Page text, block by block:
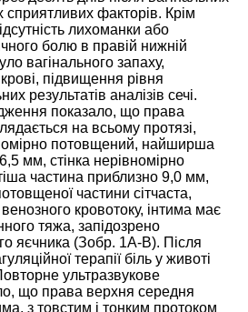
сприятливих факторів. Крім
лихоманки або
болю в правій нижній
вагінального запаху,
підвищення рівня
результатів аналізів сечі.
показало, що права
на всьому протязі,
потовщений, найширша
мм, стінка нерівномірно
частина приблизно 9,0 мм,
частини сітчаста,
кровотоку, інтима має
тяжа, запідозрено
яєчника (Зобр. 1А-В). Після
терапії біль у животі
ультразвукове
що права верхня середня
з товстим і тонким протоком